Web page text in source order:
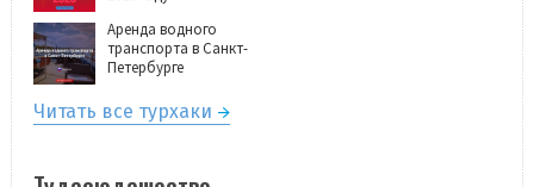
Аренда водного
транспорта в Санкт-
Петербурге
Читать все турхаки